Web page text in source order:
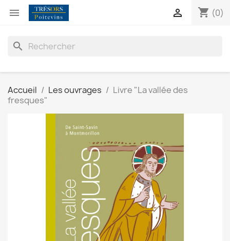
 shopping_cart (0)

search
Accueil Les ouvrages
Livre "La vallée des
fresques"